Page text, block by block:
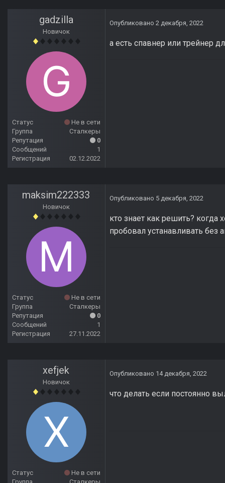
gadzilla
Новичок
Статус
Не в сети
Группа
Сталкеры
Репутация
0
Сообщений
1
Регистрация
02.12.2022
Опубликовано 2 декабря, 2022
а есть спавнер или трейнер
maksim222333
Новичок
Статус
Не в сети
Группа
Сталкеры
Репутация
0
Сообщений
1
Регистрация
27.11.2022
Опубликовано 5 декабря, 2022
кто знает как решить? когда
пробовал устанавливать без
xefjek
Новичок
Статус
Не в сети
Опубликовано 14 декабря, 2022
что делать если постоянно